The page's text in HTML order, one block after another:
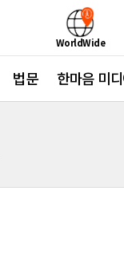
WorldWide
법문 한마음 미